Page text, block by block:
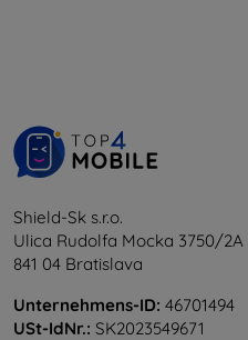
Shield-Sk s.r.o.
Ulica Rudolfa Mocka 3750/2A
841 04 Bratislava
Unternehmens-ID: 46701494
USt-IdNr.: SK2023549671